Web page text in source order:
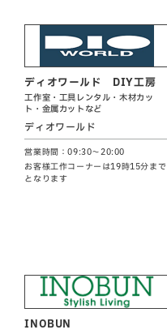
ディオワールド DIY工房
工作室・工具レンタル・木材カッ
ト・金属カットなど
ディオワールド
営業時間：09:30～20:00
お客様工作コーナーは19時15分まで
となります
INOBUN